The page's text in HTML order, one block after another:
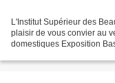
L'Institut Supérieur des
plaisir de vous convier au
domestiques Exposition